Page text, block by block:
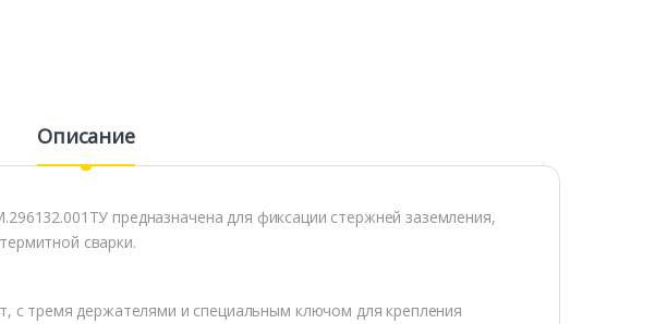
Описание
предназначена для фиксации стержней заземления,
сварки.
с тремя держателями и специальным ключом для крепления